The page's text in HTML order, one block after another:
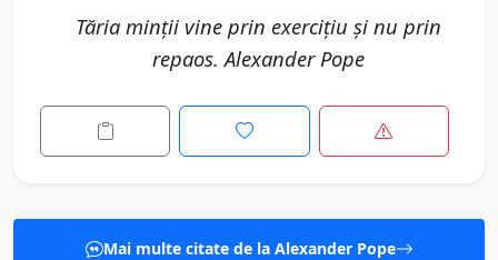
Tăria minţii vine prin exerciţiu şi nu prin
repaos. Alexander Pope
Mai multe citate de la Alexander Pope